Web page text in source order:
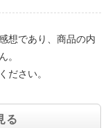
想であり、商品の内
。
ださい。
る